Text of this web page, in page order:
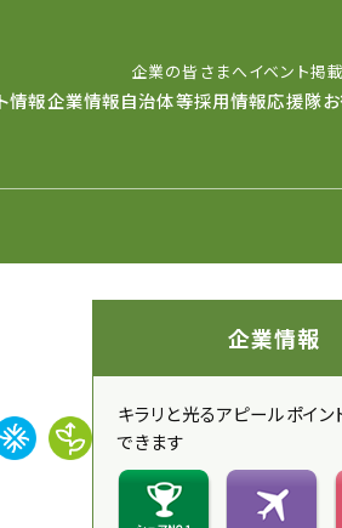
企業の皆さまへイベント掲
情報企業情報自治体等採用情報応援隊
企業情報
キラリと光るアピールポイン
できます